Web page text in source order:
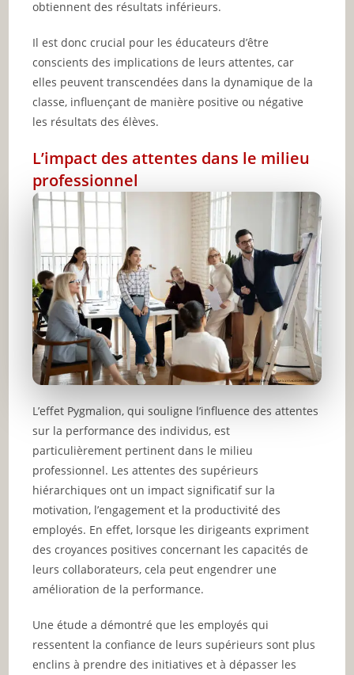
obtiennent des résultats inférieurs.
Il est donc crucial pour les éducateurs d’être
conscients des implications de leurs attentes, car
elles peuvent transcendées dans la dynamique de la
classe, influençant de manière positive ou négative
les résultats des élèves.
L’impact des attentes dans le milieu
professionnel
L’effet Pygmalion, qui souligne l’influence des attentes
sur la performance des individus, est
particulièrement pertinent dans le milieu
professionnel. Les attentes des supérieurs
hiérarchiques ont un impact significatif sur la
motivation, l’engagement et la productivité des
employés. En effet, lorsque les dirigeants expriment
des croyances positives concernant les capacités de
leurs collaborateurs, cela peut engendrer une
amélioration de la performance.
Une étude a démontré que les employés qui
ressentent la confiance de leurs supérieurs sont plus
enclins à prendre des initiatives et à dépasser les